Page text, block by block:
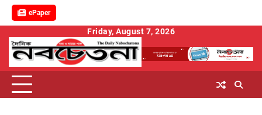
ePaper
content
Friday, August 7, 2026